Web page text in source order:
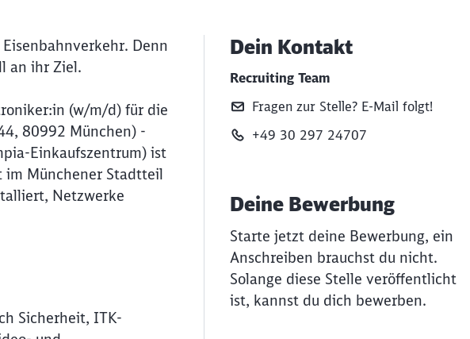
Denn
an ihr Ziel.
(w/m/d) für die
80992 München) -
Einkaufszentrum) ist
im Münchener Stadtteil
Netzwerke
Sicherheit, ITK-
Dein Kontakt
Recruiting Team
Fragen zur Stelle? E‑Mail folgt!
+49 30 297 24707
Deine Bewerbung
Starte jetzt deine Bewerbung, ein
Anschreiben brauchst du nicht.
Solange diese Stelle veröffentlicht
ist, kannst du dich bewerben.